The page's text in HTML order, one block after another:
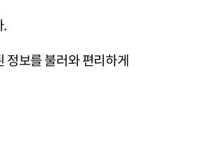
.
정보를 불러와 편리하게